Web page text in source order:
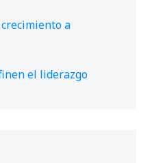
a
el liderazgo